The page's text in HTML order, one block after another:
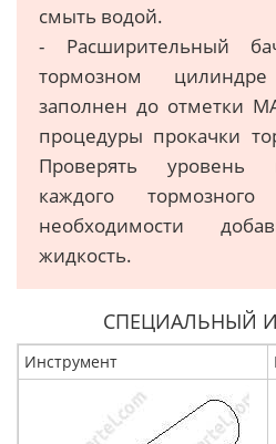
смыть водой.
- Расширительный
тормозном
заполнен до отметки
процедуры прокачки
Проверять уровень
каждого
необходимости
жидкость.
СПЕЦИАЛЬНЫЙ
Инструмент